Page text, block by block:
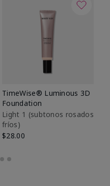
TimeWise® Luminous 3D
Foundation
Light 1​ (subtonos rosados
fríos)
$28.00